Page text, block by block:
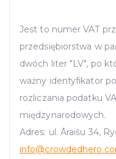
Jest to numer VAT
przedsiębiorstwa w
dwóch liter "LV", po
ważny identyfikator
rozliczania podatku
międzynarodowych.
Adres: ul. Āraišu 34,
info